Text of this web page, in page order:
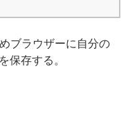
ブラウザーに自分の
保存する。